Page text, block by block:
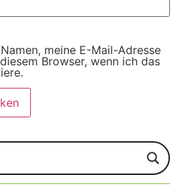
meine E-Mail-Adresse
Browser, wenn ich das